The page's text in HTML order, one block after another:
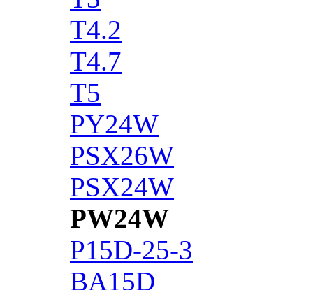
T4.2
T4.7
T5
PY24W
PSX26W
PSX24W
PW24W
P15D-25-3
BA15D